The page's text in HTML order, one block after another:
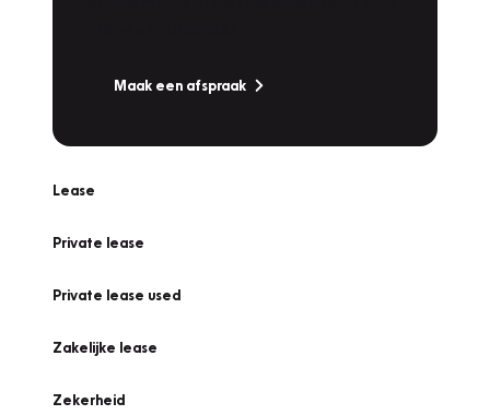
Maak een afspraak
Lease
Private lease
Private lease used
Zakelijke lease
Zekerheid